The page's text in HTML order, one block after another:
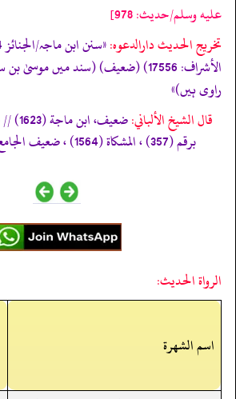
عليه وسلم/حدیث: 978]
تخریج الحدیث دارالدعوہ:
الأشراف: 17556) (ضعیف) (سند میں
راوی ہیں)»
قال الشيخ الألباني:
برقم (357) ، المشكاة (1564) ، ضعيف الجامع الصغير (1176) //
الرواة الحديث:
اسم الشهرة